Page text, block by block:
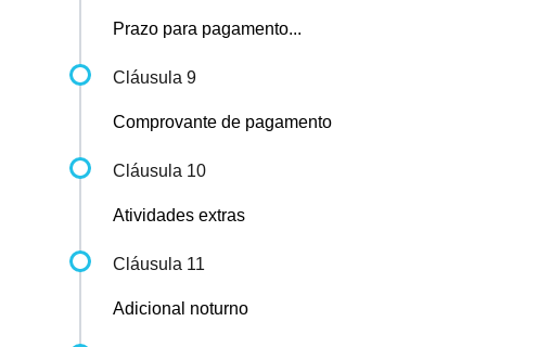
Prazo para pagamento...
Cláusula 9
Comprovante de pagamento
Cláusula 10
Atividades extras
Cláusula 11
Adicional noturno